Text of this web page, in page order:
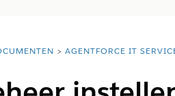
AGENTFORCE IT